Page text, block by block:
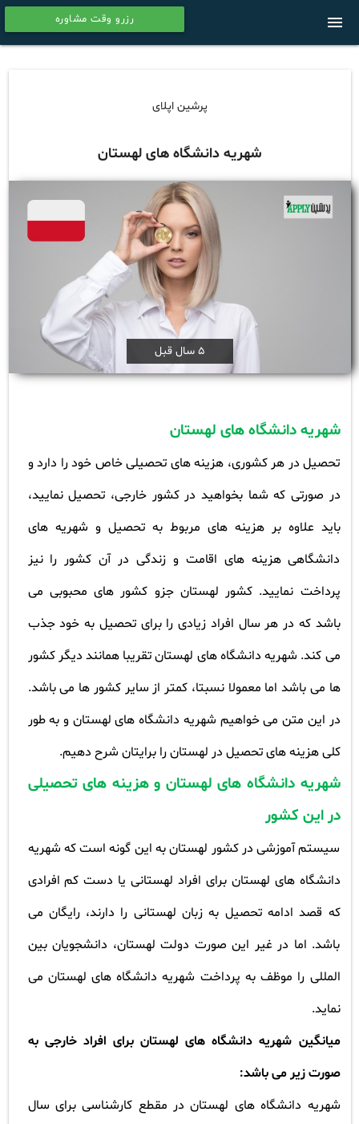
رزرو وقت مشاوره menu
پرشین اپلای
شهریه دانشگاه های لهستان
5 سال قبل
شهریه دانشگاه های لهستان
تحصیل در هر کشوری، هزینه های تحصیلی خاص خود را دارد و
در صورتی که شما بخواهید در کشور خارجی، تحصیل نمایید،
باید علاوه بر هزینه های مربوط به تحصیل و شهریه های
دانشگاهی هزینه های اقامت و زندگی در آن کشور را نیز
پرداخت نمایید. کشور لهستان جزو کشور های محبوبی می
باشد که در هر سال افراد زیادی را برای تحصیل به خود جذب
می کند. شهریه دانشگاه های لهستان تقریبا همانند دیگر کشور
ها می باشد اما معمولا نسبتا، کمتر از سایر کشور ها می باشد.
در این متن می خواهیم شهریه دانشگاه های لهستان و به طور
کلی هزینه های تحصیل در لهستان را برایتان شرح دهیم.
شهریه دانشگاه های لهستان و هزینه های تحصیلی
در این کشور
سیستم آموزشی در کشور لهستان به این گونه است که شهریه
دانشگاه های لهستان برای افراد لهستانی یا دست کم افرادی
که قصد ادامه تحصیل به زبان لهستانی را دارند، رایگان می
باشد. اما در غیر این صورت دولت لهستان، دانشجویان بین
المللی را موظف به پرداخت شهریه دانشگاه های لهستان می
نماید.
میانگین شهریه دانشگاه های لهستان برای افراد خارجی به
صورت زیر می باشد:
شهریه دانشگاه های لهستان در مقطع کارشناسی برای سال